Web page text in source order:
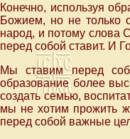
Конечно, используя
Божием, но не только
народ, и потому слова
перед собой ставит. И
Мы ставим перед
образование более
создать семью,
мы не хотим прожить
перед собой важные